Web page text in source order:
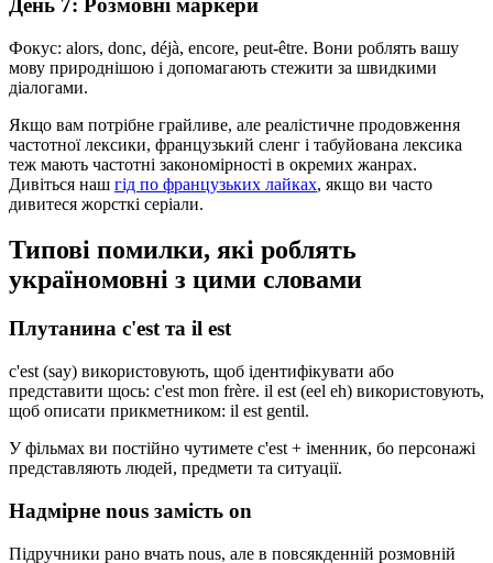
День 7: Розмовні маркери
Фокус: alors, donc, déjà, encore, peut-être. Вони роблять вашу
мову природнішою і допомагають стежити за швидкими
діалогами.
Якщо вам потрібне грайливе, але реалістичне продовження
частотної лексики, французький сленг і табуйована лексика
теж мають частотні закономірності в окремих жанрах.
Дивіться наш гід по французьких лайках, якщо ви часто
дивитеся жорсткі серіали.
Типові помилки, які роблять
україномовні з цими словами
Плутанина c'est та il est
c'est (say) використовують, щоб ідентифікувати або
представити щось: c'est mon frère. il est (eel eh) використовують,
щоб описати прикметником: il est gentil.
У фільмах ви постійно чутимете c'est + іменник, бо персонажі
представляють людей, предмети та ситуації.
Надмірне nous замість on
Підручники рано вчать nous, але в повсякденній розмовній